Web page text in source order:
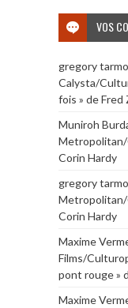
VOS
gregory
Calysta/
fois » de Fred
Muniroh
Metropolitan/
Corin Hardy
gregory
Metropolitan/
Corin Hardy
Maxime
Films/
pont rouge »
Maxime